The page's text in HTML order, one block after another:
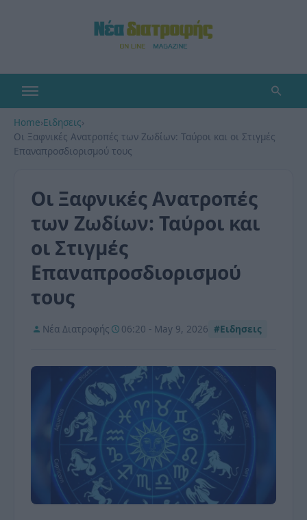
Home›Ειδησεις›
Οι Ξαφνικές Ανατροπές των Ζωδίων: Ταύροι και οι Στιγμές
Επαναπροσδιορισμού τους
Οι Ξαφνικές Ανατροπές
των Ζωδίων: Ταύροι και
οι Στιγμές
Επαναπροσδιορισμού
τους
Νέα Διατροφής 06:20 - May 9, 2026 #Ειδησεις